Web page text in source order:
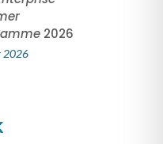
2026
2026